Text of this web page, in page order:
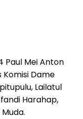
Paul Mei Anton
Dame
Lailatul
Harahap,